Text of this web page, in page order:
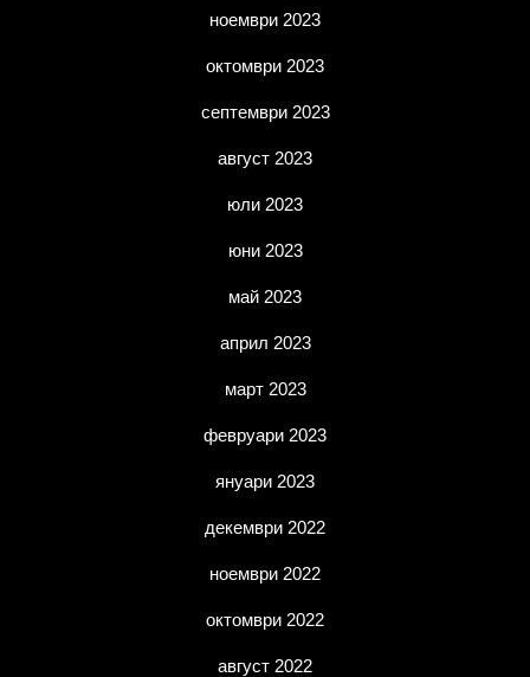
ноември 2023
октомври 2023
септември 2023
август 2023
юли 2023
юни 2023
май 2023
април 2023
март 2023
февруари 2023
януари 2023
декември 2022
ноември 2022
октомври 2022
август 2022